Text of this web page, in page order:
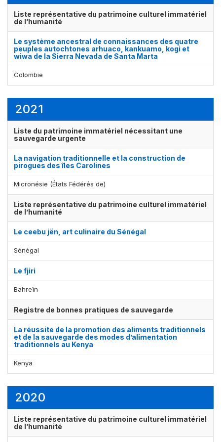
Liste représentative du patrimoine culturel immatériel
de l’humanité
Le système ancestral de connaissances des quatre
peuples autochtones arhuaco, kankuamo, kogi et
wiwa de la Sierra Nevada de Santa Marta
Colombie
2021
Liste du patrimoine immatériel nécessitant une
sauvegarde urgente
La navigation traditionnelle et la construction de
pirogues des îles Carolines
Micronésie (États Fédérés de)
Liste représentative du patrimoine culturel immatériel
de l’humanité
Le ceebu jën, art culinaire du Sénégal
Sénégal
Le fjiri
Bahreïn
Registre de bonnes pratiques de sauvegarde
La réussite de la promotion des aliments traditionnels
et de la sauvegarde des modes d’alimentation
traditionnels au Kenya
Kenya
2020
Liste représentative du patrimoine culturel immatériel
de l’humanité